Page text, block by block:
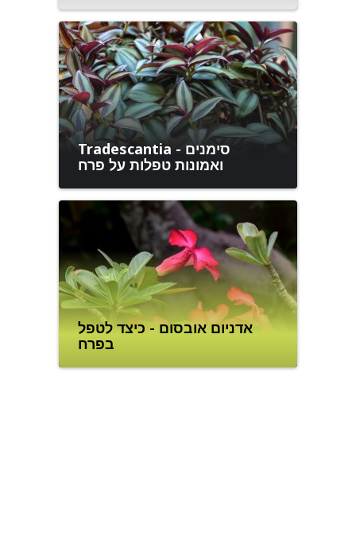
Tradescantia - סימנים
ואמונות טפלות על פרח
אדניום אובסום - כיצד לטפל
בפרח